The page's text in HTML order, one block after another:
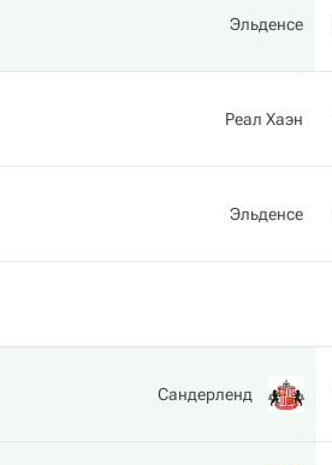
Эльденсе
Реал Хаэн
Эльденсе
Сандерленд